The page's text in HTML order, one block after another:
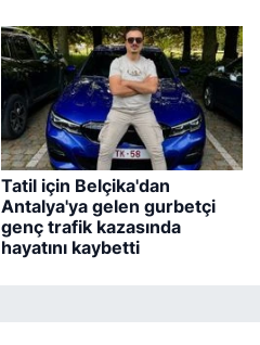
Tatil için Belçika'dan
Antalya'ya gelen gurbetçi
genç trafik kazasında
hayatını kaybetti